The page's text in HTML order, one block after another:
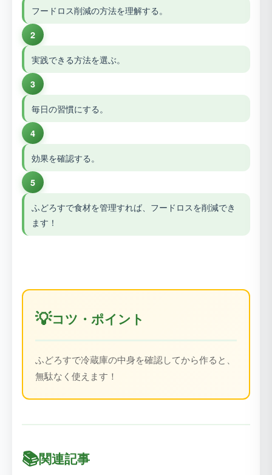
フードロス削減の方法を理解する。
2
実践できる方法を選ぶ。
3
毎日の習慣にする。
4
効果を確認する。
5
ふどろすで食材を管理すれば、フードロスを削減でき
ます！
💡コツ・ポイント
ふどろすで冷蔵庫の中身を確認してから作ると、
無駄なく使えます！
📚関連記事